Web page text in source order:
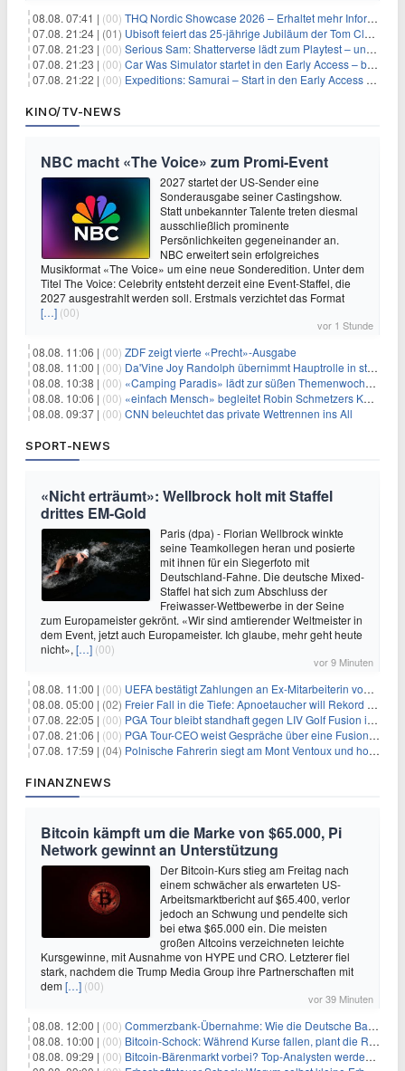
08.08. 07:41 | (00) THQ Nordic Showcase 2026 – Erhaltet mehr Informationen
07.08. 21:24 | (01) Ubisoft feiert das 25-jährige Jubiläum der Tom Clancy’s Ghost Recon-Reihe
07.08. 21:23 | (00) Serious Sam: Shatterverse lädt zum Playtest – und erscheint schon bald!
07.08. 21:23 | (00) Car Was Simulator startet in den Early Access – bald gehts los!
07.08. 21:22 | (00) Expeditions: Samurai – Start in den Early Access ab heute im feudalen Japan
KINO/TV-NEWS
NBC macht «The Voice» zum Promi-Event
2027 startet der US-Sender eine
Sonderausgabe seiner Castingshow.
Statt unbekannter Talente treten diesmal
ausschließlich prominente
Persönlichkeiten gegeneinander an.
NBC erweitert sein erfolgreiches
Musikformat «The Voice» um eine neue Sonderedition. Unter dem
Titel The Voice: Celebrity entsteht derzeit eine Event-Staffel, die
2027 ausgestrahlt werden soll. Erstmals verzichtet das Format
[…] (00)
vor 1 Stunde
08.08. 11:06 | (00) ZDF zeigt vierte «Precht»-Ausgabe
08.08. 11:00 | (00) Da'Vine Joy Randolph übernimmt Hauptrolle in starbesetzter schwarzer Komödie
08.08. 10:38 | (00) «Camping Paradis» lädt zur süßen Themenwoche ein
08.08. 10:06 | (00) «einfach Mensch» begleitet Robin Schmetzers Kampf gegen eine seltene Krankheit
08.08. 09:37 | (00) CNN beleuchtet das private Wettrennen ins All
SPORT-NEWS
«Nicht erträumt»: Wellbrock holt mit Staffel
drittes EM-Gold
Paris (dpa) - Florian Wellbrock winkte
seine Teamkollegen heran und posierte
mit ihnen für ein Siegerfoto mit
Deutschland-Fahne. Die deutsche Mixed-
Staffel hat sich zum Abschluss der
Freiwasser-Wettbewerbe in der Seine
zum Europameister gekrönt. «Wir sind amtierender Weltmeister in
dem Event, jetzt auch Europameister. Ich glaube, mehr geht heute
nicht»,[…] (00)
vor 9 Minuten
08.08. 11:00 | (00) UEFA bestätigt Zahlungen an Ex-Mitarbeiterin von Infantino
08.08. 05:00 | (02) Freier Fall in die Tiefe: Apnoetaucher will Rekord brechen
07.08. 22:05 | (00) PGA Tour bleibt standhaft gegen LIV Golf Fusion in einem sich wandelnden Sportumfeld
07.08. 21:06 | (00) PGA Tour-CEO weist Gespräche über eine Fusion mit LIV Golf zurück und bekräftigt die Wettbewerbslandschaft
07.08. 17:59 | (04) Polnische Fahrerin siegt am Mont Ventoux und holt Tour-Gelb
FINANZNEWS
Bitcoin kämpft um die Marke von $65.000, Pi
Network gewinnt an Unterstützung
Der Bitcoin-Kurs stieg am Freitag nach
einem schwächer als erwarteten US-
Arbeitsmarktbericht auf $65.400, verlor
jedoch an Schwung und pendelte sich
bei etwa $65.000 ein. Die meisten
großen Altcoins verzeichneten leichte
Kursgewinne, mit Ausnahme von HYPE und CRO. Letzterer fiel
stark, nachdem die Trump Media Group ihre Partnerschaften mit
dem[…] (00)
vor 39 Minuten
08.08. 12:00 | (00) Commerzbank-Übernahme: Wie die Deutsche Bank im Schatten zum großen Gewinner wird
08.08. 10:00 | (00) Bitcoin-Schock: Während Kurse fallen, plant die Regierung die Steuer-Bombe
08.08. 09:29 | (00) Bitcoin-Bärenmarkt vorbei? Top-Analysten werden optimistisch, aber die Geschichte sagt etwas anderes